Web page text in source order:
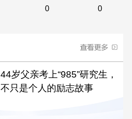
0
0
44岁父亲考上“985”研究生，
不只是个人的励志故事